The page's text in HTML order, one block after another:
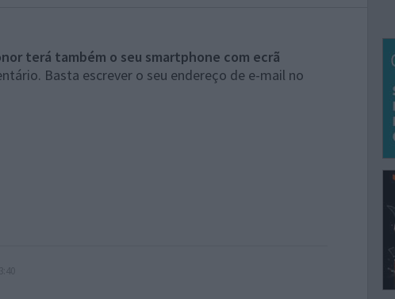
terá também o seu smartphone com ecrã
Basta escrever o seu endereço de e-mail no